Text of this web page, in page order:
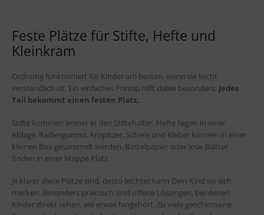
Feste Plätze für Stifte, Hefte und
Kleinkram
Ordnung funktioniert für Kinder am besten, wenn sie leicht
verständlich ist. Ein einfaches Prinzip hilft dabei besonders: Jedes
Teil bekommt einen festen Platz.
Stifte kommen immer in den Stiftehalter. Hefte liegen in einer
Ablage. Radiergummi, Anspitzer, Schere und Kleber können in einer
kleinen Box gesammelt werden. Bastelpapier oder lose Blätter
finden in einer Mappe Platz.
Je klarer diese Plätze sind, desto leichter kann Dein Kind sie sich
merken. Besonders praktisch sind offene Lösungen, bei denen
Kinder direkt sehen, wo etwas hingehört. Zu viele geschlossene